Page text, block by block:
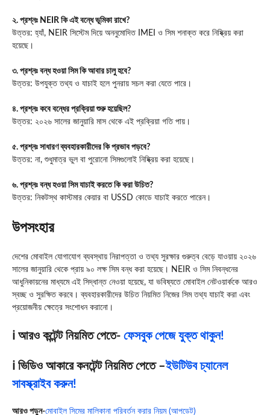
২. প্রশ্নঃ NEIR কি এই বন্ধে ভূমিকা রাখে?
উত্তর: হ্যাঁ, NEIR সিস্টেম দিয়ে অননুমোদিত IMEI ও সিম শনাক্ত করে নিষ্ক্রিয় করা
হয়েছে।
৩. প্রশ্নঃ বন্ধ হওয়া সিম কি আবার চালু হবে?
উত্তর: উপযুক্ত তথ্য ও যাচাই হলে পুনরায় সচল করা যেতে পারে।
৪. প্রশ্নঃ কবে বন্ধের প্রক্রিয়া শুরু হয়েছিল?
উত্তর: ২০২৬ সালের জানুয়ারি মাস থেকে এই প্রক্রিয়া গতি পায়।
৫. প্রশ্নঃ সাধারণ ব্যবহারকারীদের কি প্রভাব পড়বে?
উত্তর: না, শুধুমাত্র ভুল বা পুরোনো সিমগুলোই নিষ্ক্রিয় করা হয়েছে।
৬. প্রশ্নঃ বন্ধ হওয়া সিম যাচাই করতে কি করা উচিত?
উত্তর: নিকটস্থ কাস্টমার কেয়ার বা USSD কোডে যাচাই করতে পারেন।
উপসংহার
দেশের মোবাইল যোগাযোগ ব্যবস্থায় নিরাপত্তা ও তথ্য সুরক্ষার গুরুত্ব বেড়ে যাওয়ায় ২০২৬
সালের জানুয়ারি থেকে প্রায় ৯০ লক্ষ সিম বন্ধ করা হয়েছে। NEIR ও সিম নিবন্ধনের
আধুনিকায়নের মাধ্যমে এই সিদ্ধান্ত নেওয়া হয়েছে, যা ভবিষ্যতে মোবাইল নেটওয়ার্ককে আরও
স্বচ্ছ ও সুরক্ষিত করবে। ব্যবহারকারীদের উচিত নিয়মিত নিজের সিম তথ্য যাচাই করা এবং
প্রয়োজনীয় ক্ষেত্রে সংশোধন করানো।
ℹ️ আরও কন্টেন্ট নিয়মিত পেতে- ফেসবুক পেজে যুক্ত থাকুন!
ℹ️ ভিডিও আকারে কনটেন্ট নিয়মিত পেতে –ইউটিউব চ্যানেল
সাবস্ক্রাইব করুন!
আরও পড়ুন-মোবাইল সিমের মালিকানা পরিবর্তন করার নিয়ম (আপডেট)